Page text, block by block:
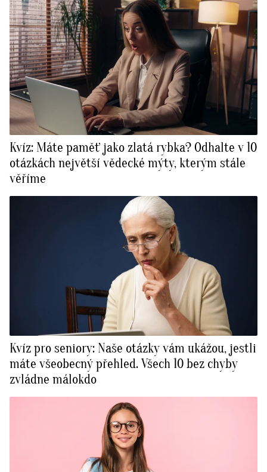
Kvíz: Máte paměť jako zlatá rybka? Odhalte v 10
otázkách největší vědecké mýty, kterým stále
věříme
Kvíz pro seniory: Naše otázky vám ukážou, jestli
máte všeobecný přehled. Všech 10 bez chyby
zvládne málokdo